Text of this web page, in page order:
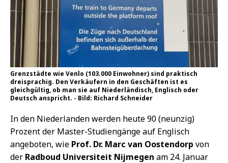
Grenzstädte wie Venlo (103.000 Einwohner) sind praktisch
dreisprachig. Den Verkäufern in den Geschäften ist es
gleichgültig, ob man sie auf Niederländisch, Englisch oder
Deutsch anspricht. - Bild: Richard Schneider
In den Niederlanden werden heute 90 (neunzig)
Prozent der Master-Studiengänge auf Englisch
angeboten, wie Prof. Dr. Marc van Oostendorp von
der Radboud Universiteit Nijmegen am 24. Januar